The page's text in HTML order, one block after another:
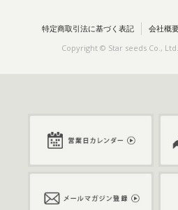
特定商取引法に基づく表記 会社概
Copyright © Star seeds Co.,